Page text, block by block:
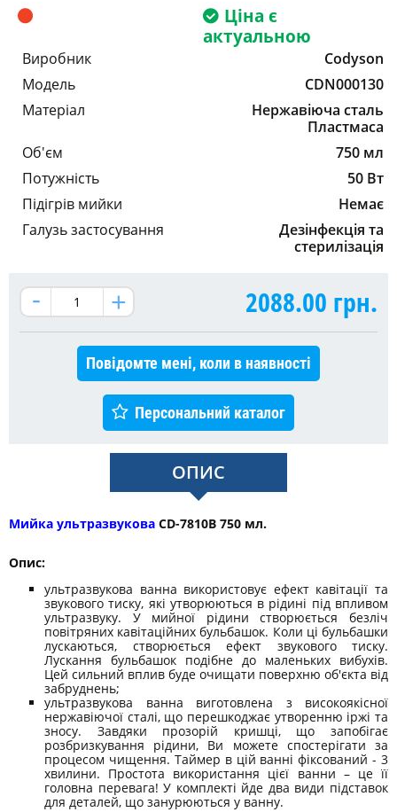
Ціна є
актуальною
Виробник
Codyson
Модель
CDN000130
Матеріал
Нержавіюча сталь
Пластмаса
Об'єм
750 мл
Потужність
50 Вт
Підігрів мийки
Немає
Галузь застосування
Дезінфекція та
стерилізація
2088.00 грн.
Повідомте мені, коли в наявності
Персональний каталог
ОПИС
Мийка ультразвукова СD-7810B 750 мл.
Опис:
ультразвукова ванна використовує ефект кавітації та
звукового тиску, які утворюються в рідині під впливом
ультразвуку. У мийної рідини створюється безліч
повітряних кавітаційних бульбашок. Коли ці бульбашки
лускаються, створюється ефект звукового тиску.
Лускання бульбашок подібне до маленьких вибухів.
Цей сильний вплив буде очищати поверхню об'єкта від
забруднень;
ультразвукова ванна виготовлена з високоякісної
нержавіючої сталі, що перешкоджає утворенню іржі та
зносу. Завдяки прозорій кришці, що запобігає
розбризкування рідини, Ви можете спостерігати за
процесом чищення. Таймер в цій ванні фіксований - 3
хвилини. Простота використання цієї ванни – це її
головна перевага! У комплекті йде два види підставок
для деталей, що занурюються у ванну.